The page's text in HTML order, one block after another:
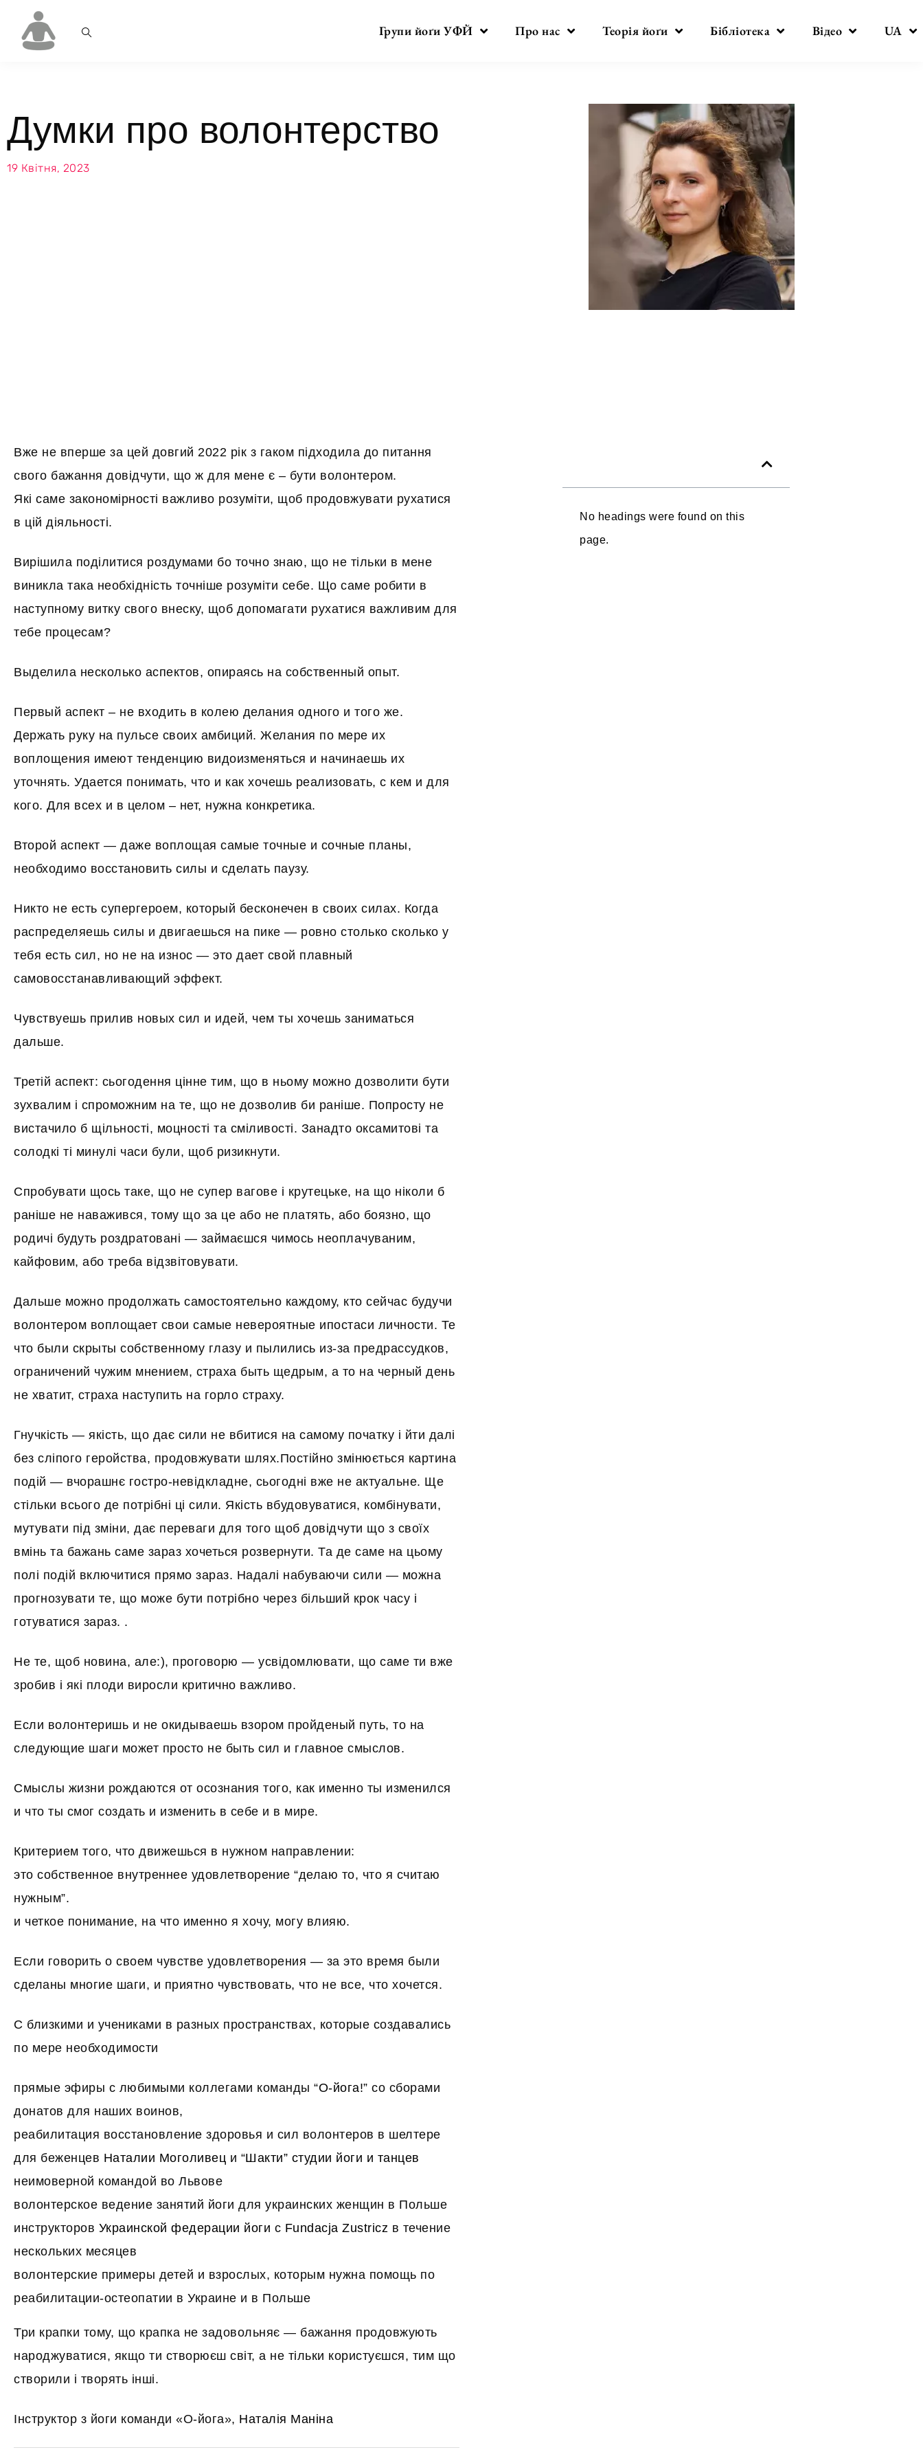
Групи йоґи УФЙ Про нас Теорія йоґи Бібліотека Відео UA
Думки про волонтерство
19 Квітня, 2023
Вже не вперше за цей довгий 2022 рік з гаком підходила до питання
свого бажання довідчути, що ж для мене є – бути волонтером.
Які саме закономірності важливо розуміти, щоб продовжувати рухатися
в цій діяльності.
Вирішила поділитися роздумами бо точно знаю, що не тільки в мене
виникла така необхідність точніше розуміти себе. Що саме робити в
наступному витку свого внеску, щоб допомагати рухатися важливим для
тебе процесам?
Выделила несколько аспектов, опираясь на собственный опыт.
Первый аспект – не входить в колею делания одного и того же.
Держать руку на пульсе своих амбиций. Желания по мере их
воплощения имеют тенденцию видоизменяться и начинаешь их
уточнять. Удается понимать, что и как хочешь реализовать, с кем и для
кого. Для всех и в целом – нет, нужна конкретика.
Второй аспект — даже воплощая самые точные и сочные планы,
необходимо восстановить силы и сделать паузу.
Никто не есть супергероем, который бесконечен в своих силах. Когда
распределяешь силы и двигаешься на пике — ровно столько сколько у
тебя есть сил, но не на износ — это дает свой плавный
самовосстанавливающий эффект.
Чувствуешь прилив новых сил и идей, чем ты хочешь заниматься
дальше.
Третій аспект: сьогодення цінне тим, що в ньому можно дозволити бути
зухвалим і спроможним на те, що не дозволив би раніше. Попросту не
вистачило б щільності, моцності та сміливості. Занадто оксамитові та
солодкі ті минулі часи були, щоб ризикнути.
Спробувати щось таке, що не супер вагове і крутецьке, на що ніколи б
раніше не наважився, тому що за це або не платять, або боязно, що
родичі будуть роздратовані — займаєшся чимось неоплачуваним,
кайфовим, або треба відзвітовувати.
Дальше можно продолжать самостоятельно каждому, кто сейчас будучи
волонтером воплощает свои самые невероятные ипостаси личности. Те
что были скрыты собственному глазу и пылились из-за предрассудков,
ограничений чужим мнением, страха быть щедрым, а то на черный день
не хватит, страха наступить на горло страху.
Гнучкість — якість, що дає сили не вбитися на самому початку і йти далі
без сліпого геройства, продовжувати шлях.Постійно змінюється картина
подій — вчорашнє гостро-невідкладне, сьогодні вже не актуальне. Ще
стільки всього де потрібні ці сили. Якість вбудовуватися, комбінувати,
мутувати під зміни, дає переваги для того щоб довідчути що з своїх
вмінь та бажань саме зараз хочеться розвернути. Та де саме на цьому
полі подій включитися прямо зараз. Надалі набуваючи сили — можна
прогнозувати те, що може бути потрібно через більший крок часу і
готуватися зараз. .
Не те, щоб новина, але:), проговорю — усвідомлювати, що саме ти вже
зробив і які плоди виросли критично важливо.
Если волонтеришь и не окидываешь взором пройденый путь, то на
следующие шаги может просто не быть сил и главное смыслов.
Смыслы жизни рождаются от осознания того, как именно ты изменился
и что ты смог создать и изменить в себе и в мире.
Критерием того, что движешься в нужном направлении:
это собственное внутреннее удовлетворение “делаю то, что я считаю
нужным”.
и четкое понимание, на что именно я хочу, могу влияю.
Если говорить о своем чувстве удовлетворения — за это время были
сделаны многие шаги, и приятно чувствовать, что не все, что хочется.
С близкими и учениками в разных пространствах, которые создавались
по мере необходимости
прямые эфиры с любимыми коллегами команды “О-йога!” со сборами
донатов для наших воинов,
реабилитация восстановление здоровья и сил волонтеров в шелтере
для беженцев Наталии Моголивец и “Шакти” студии йоги и танцев
неимоверной командой во Львове
волонтерское ведение занятий йоги для украинских женщин в Польше
инструкторов Украинской федерации йоги c Fundacja Zustricz в течение
нескольких месяцев
волонтерские примеры детей и взрослых, которым нужна помощь по
реабилитации-остеопатии в Украине и в Польше
Три крапки тому, що крапка не задовольняє — бажання продовжують
народжуватися, якщо ти створюєш світ, а не тільки користуєшся, тим що
створили і творять інші.
Інструктор з йоги команди «О-йога», Наталія Маніна
No headings were found on this
page.